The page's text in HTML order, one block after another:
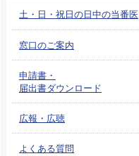
土・日・祝日の日中の当番医
窓口のご案内
申請書・
届出書ダウンロード
広報・広聴
よくある質問